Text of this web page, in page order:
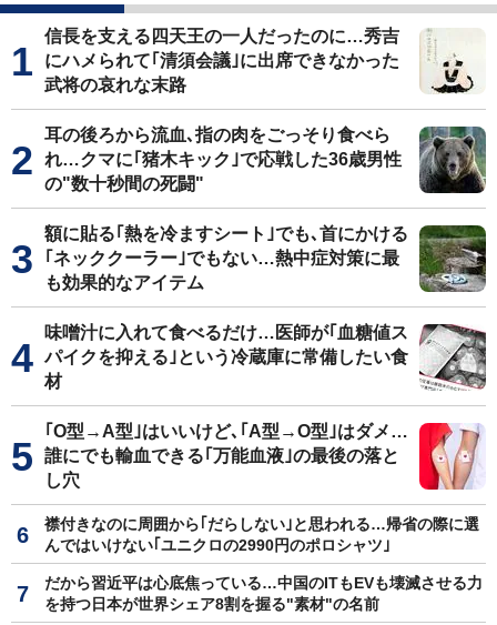
信長を支える四天王の一人だったのに…秀吉
にハメられて｢清須会議｣に出席できなかった
武将の哀れな末路
耳の後ろから流血､指の肉をごっそり食べら
れ…クマに｢猪木キック｣で応戦した36歳男性
の"数十秒間の死闘"
額に貼る｢熱を冷ますシート｣でも､首にかける
｢ネッククーラー｣でもない…熱中症対策に最
も効果的なアイテム
味噌汁に入れて食べるだけ…医師が｢血糖値ス
パイクを抑える｣という冷蔵庫に常備したい食
材
｢O型→A型｣はいいけど､｢A型→O型｣はダメ…
誰にでも輸血できる｢万能血液｣の最後の落と
し穴
襟付きなのに周囲から｢だらしない｣と思われる…帰省の際に選
んではいけない｢ユニクロの2990円のポロシャツ｣
だから習近平は心底焦っている…中国のITもEVも壊滅させる力
を持つ日本が世界シェア8割を握る"素材"の名前